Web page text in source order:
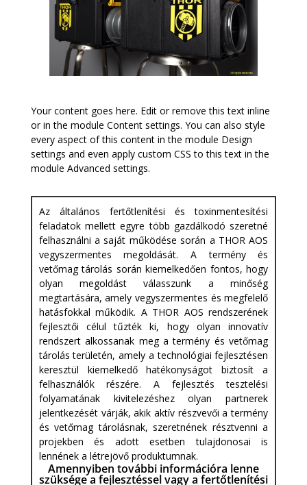
Your content goes here. Edit or remove this text inline
or in the module Content settings. You can also style
every aspect of this content in the module Design
settings and even apply custom CSS to this text in the
module Advanced settings.
Az általános fertőtlenítési és toxinmentesítési
feladatok mellett egyre több gazdálkodó szeretné
felhasználni a saját működése során a THOR AOS
vegyszermentes megoldását. A termény és
vetőmag tárolás során kiemelkedően fontos, hogy
olyan megoldást válasszunk a minőség
megtartására, amely vegyszermentes és megfelelő
hatásfokkal működik. A THOR AOS rendszerének
fejlesztői célul tűzték ki, hogy olyan innovatív
rendszert alkossanak meg a termény és vetőmag
tárolás területén, amely a technológiai fejlesztésen
keresztül kiemelkedő hatékonyságot biztosít a
felhasználók részére. A fejlesztés tesztelési
folyamatának kivitelezéshez olyan partnerek
jelentkezését várják, akik aktív részvevői a termény
és vetőmag tárolásnak, szeretnének résztvenni a
projekben és adott esetben tulajdonosai is
lennének a létrejövő produktumnak.
​Amennyiben további információra lenne
szüksége a fejlesztéssel vagy a fertőtlenítési